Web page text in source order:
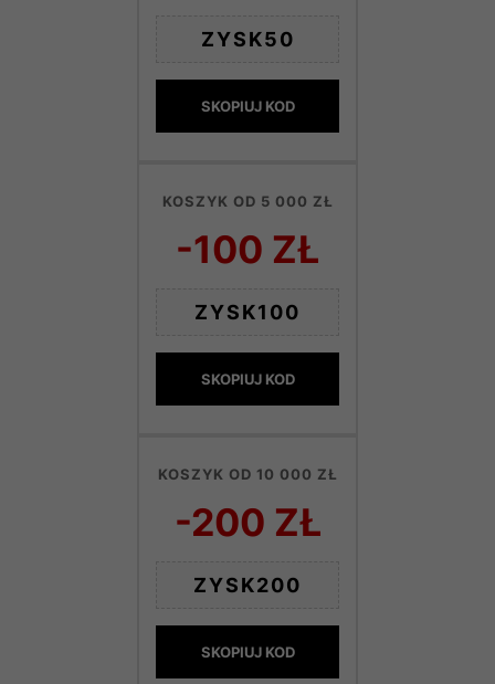
ZYSK50
SKOPIUJ KOD
KOSZYK OD 5 000 ZŁ
-100 ZŁ
ZYSK100
SKOPIUJ KOD
KOSZYK OD 10 000 ZŁ
-200 ZŁ
ZYSK200
SKOPIUJ KOD